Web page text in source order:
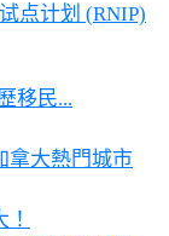
点计划 (RNIP)
移民...
拿大熱門城市